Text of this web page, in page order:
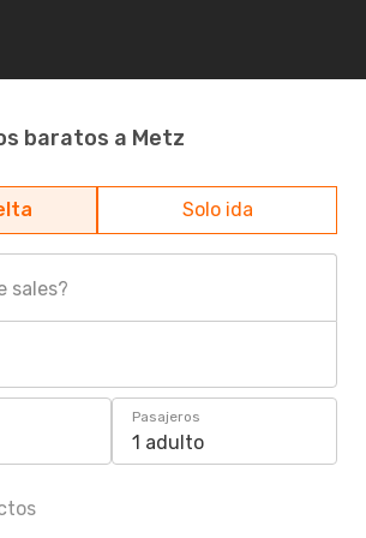
baratos a Metz
Solo ida
sales?
Pasajeros
1 adulto